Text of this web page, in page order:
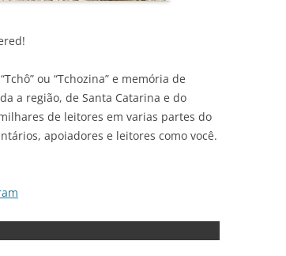
ou “Tchozina” e memória de
a região, de Santa Catarina e do
de leitores em varias partes do
apoiadores e leitores como você.